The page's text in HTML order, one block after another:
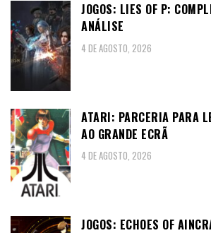
JOGOS: LIES OF P:
ANÁLISE
4 DE AGOSTO, 2026
ATARI: PARCERIA PARA
AO GRANDE ECRÃ
4 DE AGOSTO, 2026
JOGOS: ECHOES OF